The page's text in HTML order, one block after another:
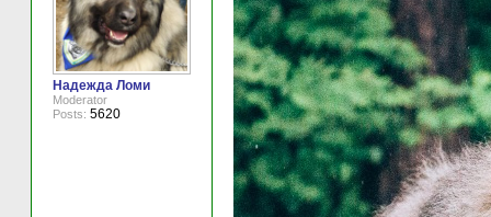
Надежда Ломи
Moderator
Posts: 5620